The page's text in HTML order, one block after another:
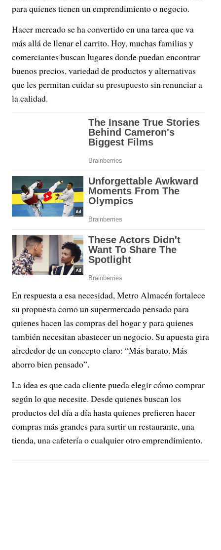
para quienes tienen un emprendimiento o negocio.
Hacer mercado se ha convertido en una tarea que va
más allá de llenar el carrito. Hoy, muchas familias y
comerciantes buscan lugares donde puedan encontrar
buenos precios, variedad de productos y alternativas
que les permitan cuidar su presupuesto sin renunciar a
la calidad.
En respuesta a esa necesidad, Metro Almacén fortalece
su propuesta como un supermercado pensado para
quienes hacen las compras del hogar y para quienes
también necesitan abastecer un negocio. Su apuesta gira
alrededor de un concepto claro: “Más barato. Más
ahorro bien pensado”.
La idea es que cada cliente pueda elegir cómo comprar
según lo que necesite. Desde quienes buscan los
productos del día a día hasta quienes prefieren hacer
compras más grandes para surtir un restaurante, una
tienda, una cafetería o cualquier otro emprendimiento.